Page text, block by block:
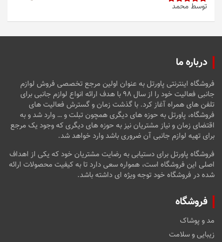
امتیاز5از
توسط محمد
درباره ما
فروشگاه اینترنتی پاورتل به عنوان اولین مرجع تخصصی فروش لوازم
جانبی فعالیت خود را از سال ۹۸ با هدف ارائه انواع لوازم جانبی برای
تلفن های همراه آغاز کرد. با گذشت زمان و گسترش فعالیت های
فروشگاه، پاورتل به حوزه های دیگری همچون تبلت و … وارد شد و به
اقتضای زمان و نیاز مشتریان نیز به حوزه های دیگری که وجود یک مرجع
برای تهیه لوازم جانبی آن ضروری باشد وارد خواهد شد.
فروشگاه پاورتل برای دستیابی به رضایت مشتریان خود که یکی از اهداف
اصلی این فروشگاه است، همواره سعی دارد تا به کیفیت محصولات ارائه
شده در فروشگاه خود توجه ویژه ای داشته باشد.
فروشگاه
مد و پوشاک
زیبایی و سلامت